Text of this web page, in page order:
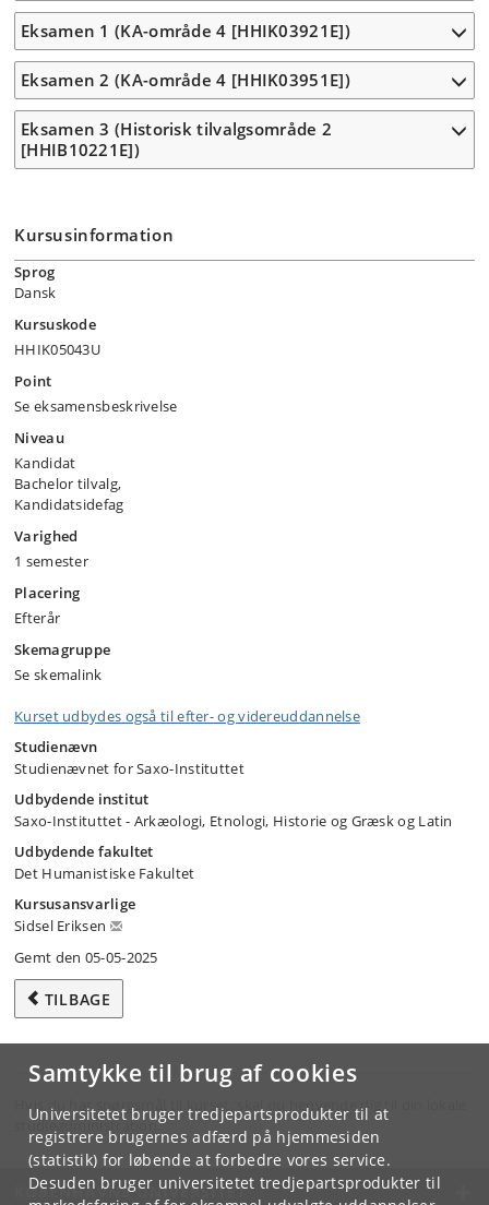
Samtykke til brug af cookies
Universitetet bruger tredjepartsprodukter til at
registrere brugernes adfærd på hjemmesiden
(statistik) for løbende at forbedre vores service.
Desuden bruger universitetet tredjepartsprodukter til
Eksamen 1 (KA-område 4 [HHIK03921E])
Eksamen 2 (KA-område 4 [HHIK03951E])
Eksamen 3 (Historisk tilvalgsområde 2
[HHIB10221E])
Kursusinformation
Sprog
Dansk
Kursuskode
HHIK05043U
Point
Se eksamensbeskrivelse
Niveau
Kandidat
Bachelor tilvalg,
Kandidatsidefag
Varighed
1 semester
Placering
Efterår
Skemagruppe
Se skemalink
Kurset udbydes også til efter- og videreuddannelse
Studienævn
Studienævnet for Saxo-Instituttet
Udbydende institut
Saxo-Instituttet - Arkæologi, Etnologi, Historie og Græsk og Latin
Udbydende fakultet
Det Humanistiske Fakultet
Kursusansvarlige
Sidsel Eriksen
Gemt den 05-05-2025
TILBAGE
Hvis du har spørgsmål til kurset, skal du henvende dig til din lokale
studieadministration.
KØBENHAVNS UNIVERSITET